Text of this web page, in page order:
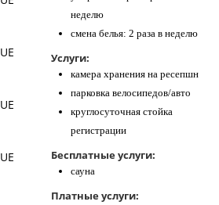
неделю
смена белья: 2 раза в неделю
Услуги:
камера хранения на ресепшн
парковка велосипедов/авто
круглосуточная стойка
регистрации
Бесплатные услуги:
сауна
Платные услуги: